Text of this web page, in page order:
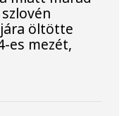
öltötte
es mezét,